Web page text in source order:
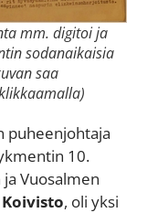
mm. digitoi ja
sodanaikaisia
saa
puheenjohtaja
10.
Vuosalmen
Koivisto, oli yksi